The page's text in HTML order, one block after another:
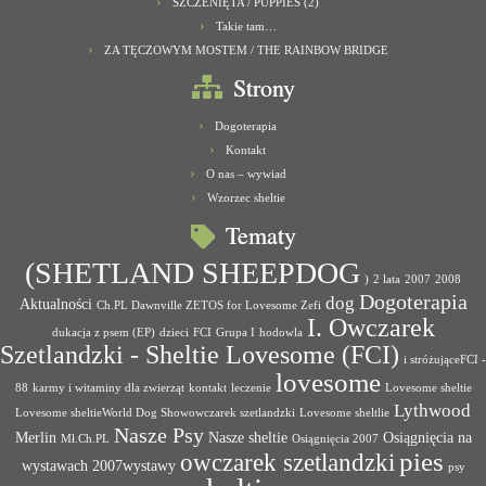
Takie tam…
ZA TĘCZOWYM MOSTEM / THE RAINBOW BRIDGE
Strony
Dogoterapia
Kontakt
O nas – wywiad
Wzorzec sheltie
Tematy
(SHETLAND SHEEPDOG ) 2 lata 2007 2008
Aktualności Ch.PL Dawnville ZETOS for Lovesome Zefi dog Dogoterapia
dukacja z psem (EP) dzieci FCI Grupa I hodowla I. Owczarek
Szetlandzki - Sheltie Lovesome (FCI) i stróżująceFCI -
88 karmy i witaminy dla zwierząt kontakt leczenie lovesome Lovesome sheltie
Lovesome sheltieWorld Dog Showowczarek szetlandzki Lovesome sheltlie Lythwood
Merlin Mł.Ch.PL Nasze Psy Nasze sheltie Osiągnięcia 2007 Osiągnięcia na
wystawach 2007wystawy owczarek szetlandzkipies psy